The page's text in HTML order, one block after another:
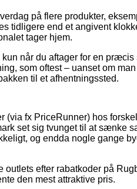
på flere produkter,
tidligere end et angivent
tager hjem.
når du aftager for en præcis
som oftest – uanset om man
til et afhentningssted.
(via fx PriceRunner) hos
set sig tvunget til at sænke
og endda nogle gange
efter rabatkoder på
den mest attraktive pris.